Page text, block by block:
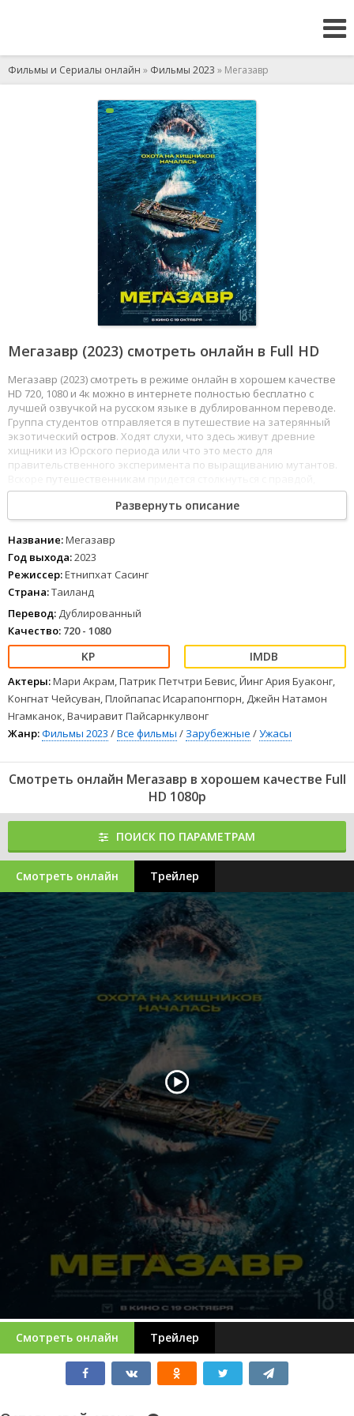
Фильмы и Сериалы онлайн » Фильмы 2023 » Мегазавр
Мегазавр (2023) смотреть онлайн в Full HD
Мегазавр (2023) смотреть в режиме онлайн в хорошем качестве
HD 720, 1080 и 4к можно в интернете полностью бесплатно с
лучшей озвучкой на русском языке в дублированном переводе.
Группа студентов отправляется в путешествие на затерянный
экзотический остров. Ходят слухи, что здесь живут древние
хищники из Юрского периода или что это место для
правительственного эксперимента по выращиванию мутантов.
путешественникам
которая окажется страшнее всех слухов.
12345 678
Развернуть описание
Название:Мегазавр
Год выхода:2023
Режиссер:Етнипхат Сасинг
Страна:Таиланд
Перевод: Дублированный
Качество: 720 - 1080
Актеры:Мари Акрам, Патрик Петчтри Бевис, Йинг Ария Буаконг,
Конгнат Чейсуван, Плойпапас Исарапонгпорн, Джейн Натамон
Нгамканок, Вачиравит Пайсарнкулвонг
Жанр:Фильмы 2023 /Все фильмы / Зарубежные /Ужасы
Смотреть онлайн Мегазавр в хорошем качестве Full
HD 1080p
ПОИСК ПО ПАРАМЕТРАМ
Смотреть онлайн Трейлер
Смотреть онлайн Трейлер